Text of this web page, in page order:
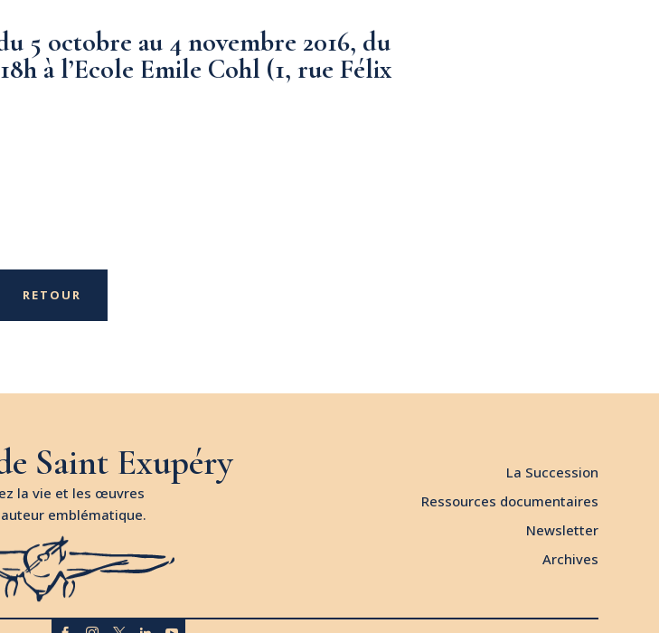
5 octobre au 4 novembre 2016, du
à l’Ecole Emile Cohl (1, rue Félix
RETOUR
Saint Exupéry
la vie et les œuvres
emblématique.
La Succession
Ressources documentaires
Newsletter
Archives